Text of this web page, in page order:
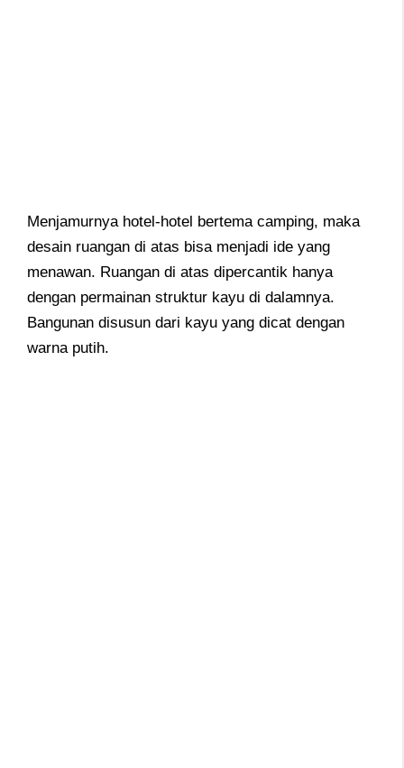
Menjamurnya hotel-hotel bertema camping, maka
desain ruangan di atas bisa menjadi ide yang
menawan. Ruangan di atas dipercantik hanya
dengan permainan struktur kayu di dalamnya.
Bangunan disusun dari kayu yang dicat dengan
warna putih.